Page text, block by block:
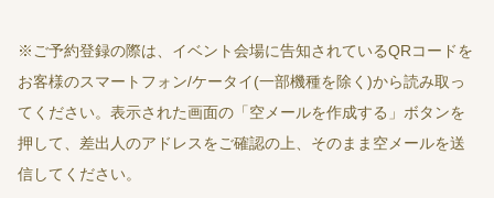
※ご予約登録の際は、イベント会場に告知されているQRコードを
お客様のスマートフォン/ケータイ(一部機種を除く)から読み取っ
てください。表示された画面の「空メールを作成する」ボタンを
押して、差出人のアドレスをご確認の上、そのまま空メールを送
信してください。